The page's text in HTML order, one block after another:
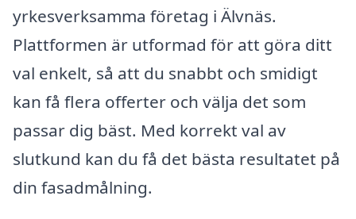
yrkesverksamma företag i Älvnäs.
Plattformen är utformad för att göra ditt
val enkelt, så att du snabbt och smidigt
kan få flera offerter och välja det som
passar dig bäst. Med korrekt val av
slutkund kan du få det bästa resultatet på
din fasadmålning.